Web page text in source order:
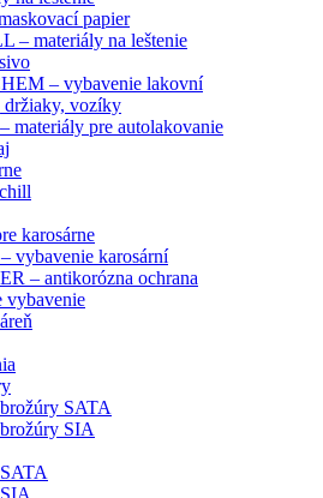
papier
– materiály na leštenie
– vybavenie lakovní
držiaky, vozíky
materiály pre autolakovanie
karosárne
vybavenie karosární
– antikorózna ochrana
vybavenie
SATA
SIA